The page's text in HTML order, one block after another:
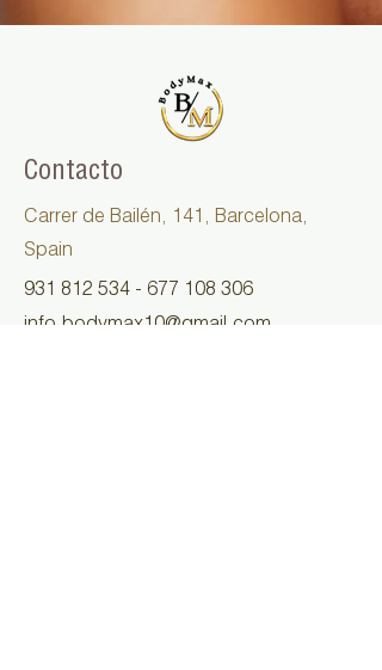
Contacto
Carrer de Bailén, 141, Barcelona,
Spain
931 812 534 - 677 108 306
info.bodymax10@gmail.com